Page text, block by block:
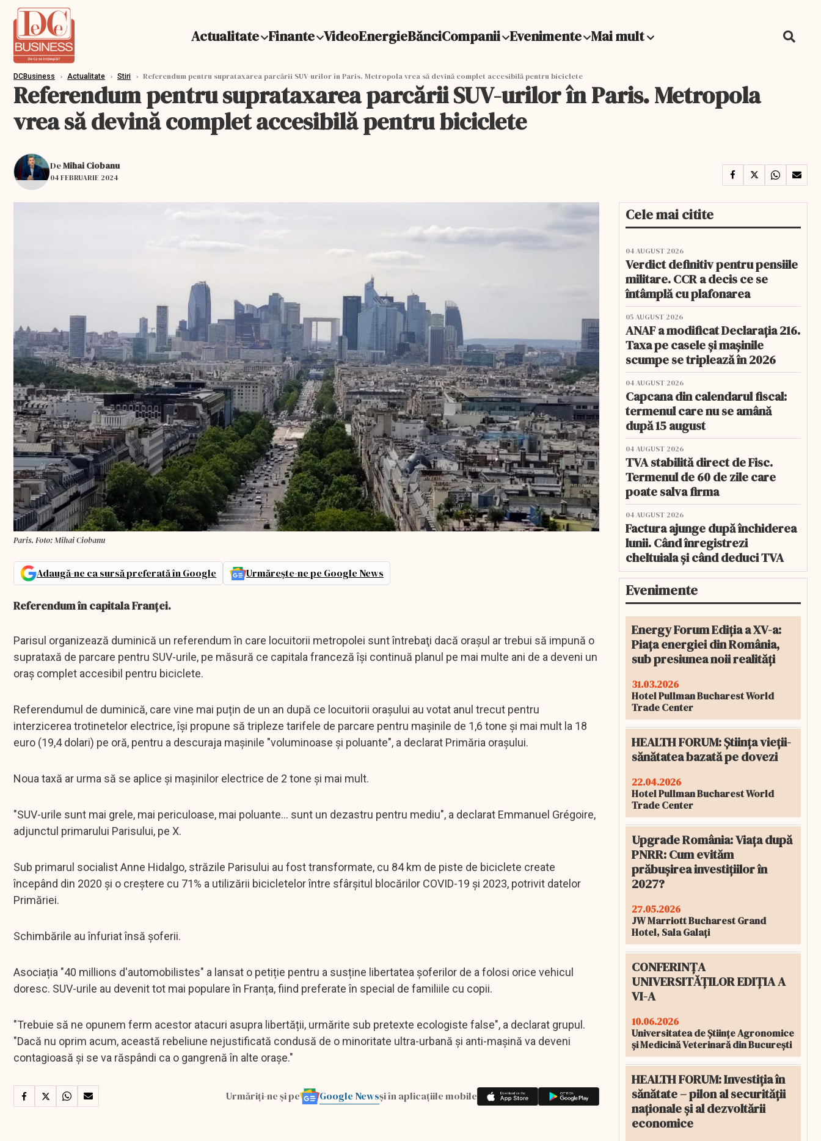
Actualitate Finante VideoEnergieBănciCompanii Evenimente Mai mult
DCBusiness › Actualitate › Stiri › Referendum pentru suprataxarea parcării SUV-urilor în Paris. Metropola vrea să devină complet accesibilă pentru biciclete
Referendum pentru suprataxarea parcării SUV-urilor în Paris. Metropola
vrea să devină complet accesibilă pentru biciclete
DeMihai Ciobanu
04 FEBRUARIE 2024
Paris. Foto: Mihai Ciobanu
Adaugă-ne ca sursă preferată în Google Urmărește-ne pe Google News
Referendum în capitala Franţei.
Parisul organizează duminică un referendum în care locuitorii metropolei sunt întrebaţi dacă orașul ar trebui să impună o
suprataxă de parcare pentru SUV-urile, pe măsură ce capitala franceză își continuă planul pe mai multe ani de a deveni un
oraș complet accesibil pentru biciclete.
Referendumul de duminică, care vine mai puțin de un an după ce locuitorii orașului au votat anul trecut pentru
interzicerea trotinetelor electrice, își propune să tripleze tarifele de parcare pentru mașinile de 1,6 tone și mai mult la 18
euro (19,4 dolari) pe oră, pentru a descuraja mașinile "voluminoase și poluante", a declarat Primăria orașului.
Noua taxă ar urma să se aplice și mașinilor electrice de 2 tone și mai mult.
"SUV-urile sunt mai grele, mai periculoase, mai poluante... sunt un dezastru pentru mediu", a declarat Emmanuel Grégoire,
adjunctul primarului Parisului, pe X.
Sub primarul socialist Anne Hidalgo, străzile Parisului au fost transformate, cu 84 km de piste de biciclete create
începând din 2020 și o creștere cu 71% a utilizării bicicletelor între sfârșitul blocărilor COVID-19 și 2023, potrivit datelor
Primăriei.
Schimbările au înfuriat însă șoferii.
Asociația "40 millions d'automobilistes" a lansat o petiție pentru a susține libertatea șoferilor de a folosi orice vehicul
doresc. SUV-urile au devenit tot mai populare în Franța, fiind preferate în special de familiile cu copii.
"Trebuie să ne opunem ferm acestor atacuri asupra libertății, urmărite sub pretexte ecologiste false", a declarat grupul.
"Dacă nu oprim acum, această rebeliune nejustificată condusă de o minoritate ultra-urbană și anti-mașină va deveni
contagioasă și se va răspândi ca o gangrenă în alte orașe."
Urmăriți-ne și pe Google Newsși în aplicațiile mobile
Cele mai citite
04 AUGUST 2026
Verdict definitiv pentru pensiile
militare. CCR a decis ce se
întâmplă cu plafonarea
05 AUGUST 2026
ANAF a modificat Declarația 216.
Taxa pe casele și mașinile
scumpe se triplează în 2026
04 AUGUST 2026
Capcana din calendarul fiscal:
termenul care nu se amână
după 15 august
04 AUGUST 2026
TVA stabilită direct de Fisc.
Termenul de 60 de zile care
poate salva firma
04 AUGUST 2026
Factura ajunge după închiderea
lunii. Când înregistrezi
cheltuiala și când deduci TVA
Evenimente
Energy Forum Ediția a XV-a:
Piața energiei din România,
sub presiunea noii realități
31.03.2026
Hotel Pullman Bucharest World
Trade Center
HEALTH FORUM: Știința vieții-
sănătatea bazată pe dovezi
22.04.2026
Hotel Pullman Bucharest World
Trade Center
Upgrade România: Viața după
PNRR: Cum evităm
prăbușirea investițiilor în
2027?
27.05.2026
JW Marriott Bucharest Grand
Hotel, Sala Galați
CONFERINȚA
UNIVERSITĂȚILOR EDIȚIA A
VI-A
10.06.2026
Universitatea de Științe Agronomice
și Medicină Veterinară din București
HEALTH FORUM: Investiția în
sănătate – pilon al securității
naționale și al dezvoltării
economice